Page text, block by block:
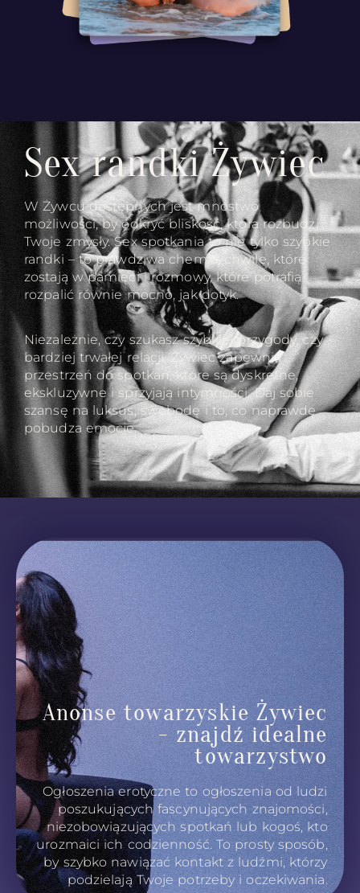
Sex randki Żywiec
W Żywcu dostępnych jest mnóstwo
możliwości, by odkryć bliskość, która rozbudzi
Twoje zmysły. Sex spotkania to nie tylko szybkie
randki – to prawdziwa chemia, chwile, które
zostają w pamięci i rozmowy, które potrafią
rozpalić równie mocno, jak dotyk.
Niezależnie, czy szukasz szybkiej przygody, czy
bardziej trwałej relacji, Żywiec zapewnia
przestrzeń do spotkań, które są dyskretne,
ekskluzywne i sprzyjają intymności. Daj sobie
szansę na luksus, swobodę i to, co naprawdę
pobudza emocje.
Anonse towarzyskie Żywiec
- znajdź idealne
towarzystwo
Ogłoszenia erotyczne to ogłoszenia od ludzi
poszukujących fascynujących znajomości,
niezobowiązujących spotkań lub kogoś, kto
urozmaici ich codzienność. To prosty sposób,
by szybko nawiązać kontakt z ludźmi, którzy
podzielają Twoje potrzeby i oczekiwania.